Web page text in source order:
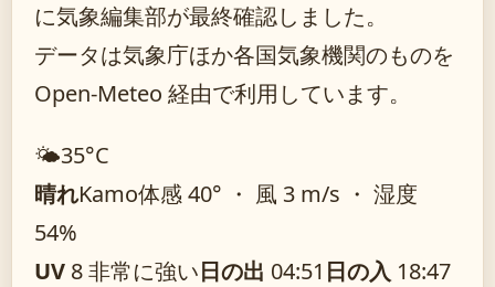
に気象編集部が最終確認しました。
データは気象庁ほか各国気象機関のものを
Open-Meteo 経由で利用しています。
🌤️35°C
晴れKamo体感 40° ・ 風 3 m/s ・ 湿度
54%
UV 8 非常に強い日の出 04:51 日の入 18:47